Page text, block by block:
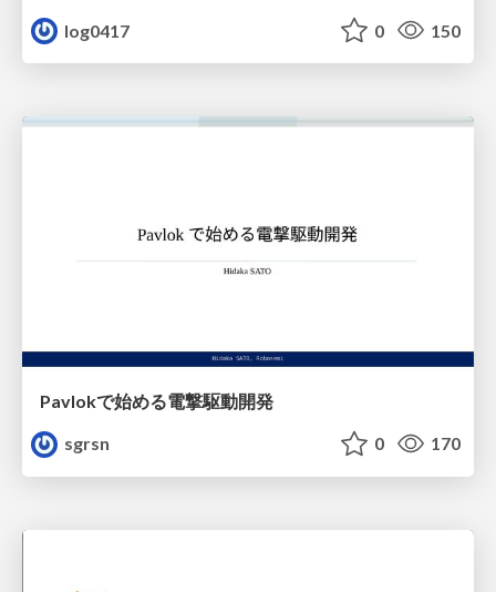
log0417
0 150
Pavlokで始める電撃駆動開発
sgrsn
0 170